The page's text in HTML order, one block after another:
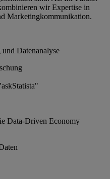
wir Expertise in
Marketingkommunikation.
Datenanalyse
Data-Driven Economy